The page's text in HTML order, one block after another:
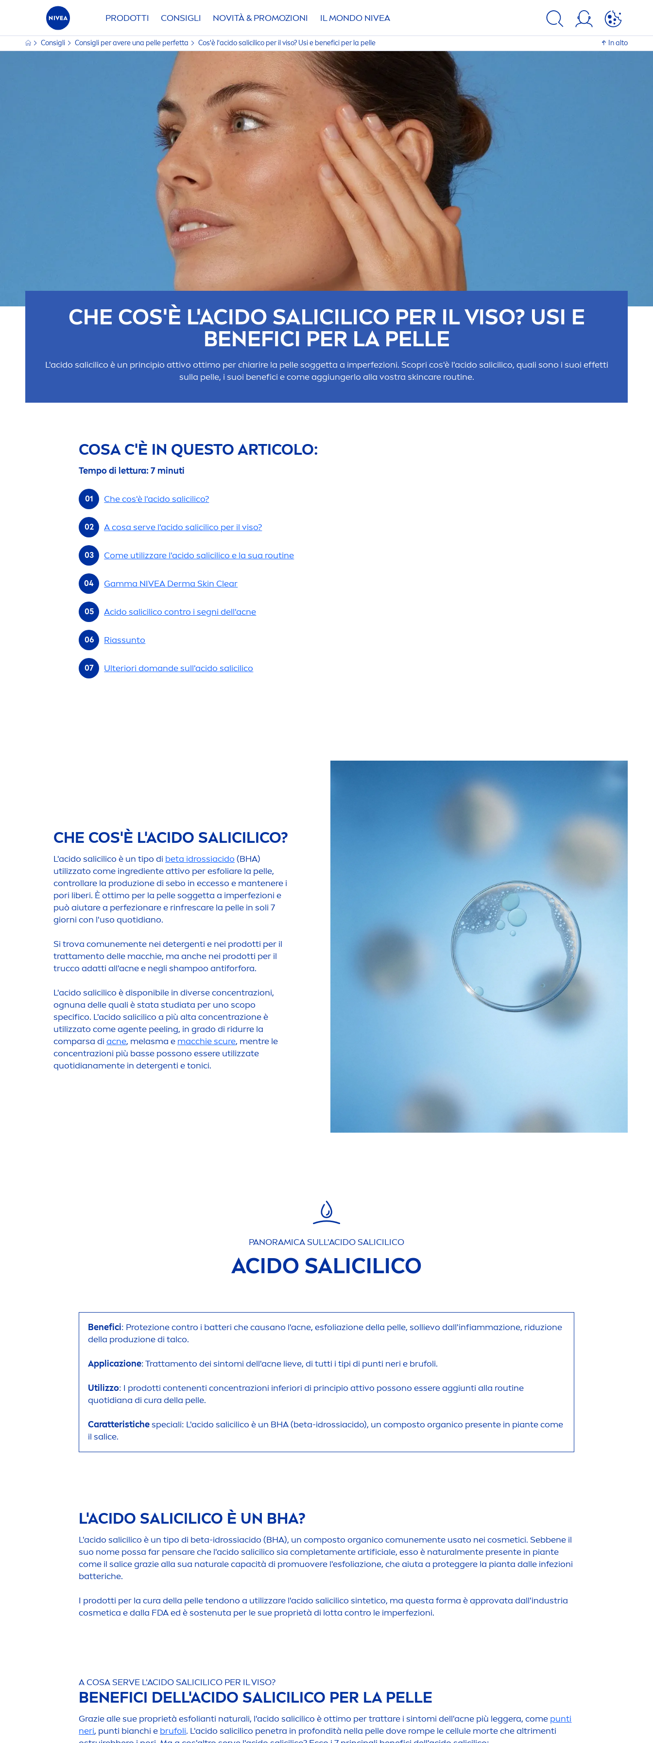
PRODOTTI CONSIGLI NOVITÀ & PROMOZIONI IL MONDO NIVEA
Consigli Consigli per avere una pelle perfetta Cos'è l'acido salicilico per il viso? Usi e benefici per la pelle In alto
CHE COS'È L'ACIDO SALICILICO PER IL VISO? USI E
BENEFICI PER LA PELLE
L'acido salicilico è un principio attivo ottimo per chiarire la pelle soggetta a imperfezioni. Scopri cos'è l'acido salicilico, quali sono i suoi effetti
sulla pelle, i suoi benefici e come aggiungerlo alla vostra skincareroutine.
COSA C'È IN QUESTO ARTICOLO:
Tempo di lettura: 7 minuti
Che cos'è l'acido salicilico?
A cosa serve l'acido salicilico per il viso?
Come utilizzare l'acido salicilico e la sua routine
Gamma NIVEA DermaSkin Clear
Acido salicilico contro i segni dell'acne
Riassunto
Ulteriori domande sull'acido salicilico
CHE COS'È L'ACIDO SALICILICO?
L'acido salicilico è un tipo di beta idrossiacido (BHA)
utilizzato come ingrediente attivo per esfoliare la pelle,
controllare la produzione di sebo in eccesso e mantenere i
pori liberi. È ottimo per la pelle soggetta a imperfezioni e
può aiutare a perfezionare e rinfrescare la pelle in soli 7
giorni con l'uso quotidiano.
Si trova comunemente nei detergenti e nei prodotti per il
trattamento delle macchie, ma anche nei prodotti per il
trucco adatti all'acne e negli shampoo antiforfora.
L'acido salicilico è disponibile in diverse concentrazioni,
ognuna delle quali è stata studiata per uno scopo
specifico. L'acido salicilico a più alta concentrazione è
utilizzato come agente peeling, in grado di ridurre la
comparsa di acne, melasma e macchie scure, mentre le
concentrazioni più basse possono essere utilizzate
quotidianamente in detergenti e tonici.
PANORAMICA SULL'ACIDO SALICILICO
ACIDO SALICILICO
Benefici: Protezione contro i batteri che causano l'acne, esfoliazione della pelle, sollievo dall'infiammazione, riduzione
della produzione di talco.
Applicazione: Trattamento dei sintomi dell'acne lieve, di tutti i tipi di punti neri e brufoli.
Utilizzo: I prodotti contenenti concentrazioni inferiori di principio attivo possono essere aggiunti alla routine
quotidiana di cura della pelle.
Caratteristichespeciali: L'acido salicilico è un BHA (beta-idrossiacido), un composto organico presente in piante come
il salice.
L'ACIDO SALICILICO È UN BHA?
L'acido salicilico è un tipo di beta-idrossiacido (BHA), un composto organico comunemente usato nei cosmetici. Sebbene il
suo nome possa far pensare che l'acido salicilico sia completamente artificiale, esso è naturalmente presente in piante
come il salice grazie alla sua naturale capacità di promuovere l'esfoliazione, che aiuta a proteggere la pianta dalle infezioni
batteriche.
I prodotti per la cura della pelle tendono a utilizzare l'acido salicilico sintetico, ma questa forma è approvata dall'industria
cosmetica e dalla FDA ed è sostenuta per le sue proprietà di lotta contro le imperfezioni.
A COSA SERVE L'ACIDO SALICILICO PER IL VISO?
BENEFICI DELL'ACIDO SALICILICO PER LA PELLE
Grazie alle sue proprietà esfolianti naturali, l'acido salicilico è ottimo per trattare i sintomi dell'acne più leggera, come punti
neri, punti bianchi e brufoli. L'acido salicilico penetra in profondità nella pelle dove rompe le cellule morte che altrimenti